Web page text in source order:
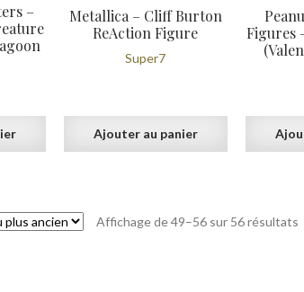
–
Metallica – Cliff Burton
ReAction Figure
Super7
Ajouter au panier
Figures
Affichage de 49–56 sur 56 résultats